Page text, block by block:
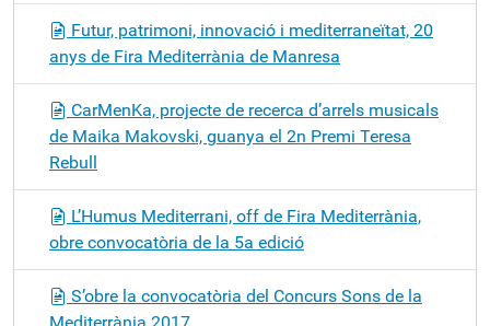
Futur, patrimoni, innovació i mediterraneïtat, 20
anys de Fira Mediterrània de Manresa
CarMenKa, projecte de recerca d’arrels musicals
de Maika Makovski, guanya el 2n Premi Teresa
Rebull
L’Humus Mediterrani, off de Fira Mediterrània,
obre convocatòria de la 5a edició
S’obre la convocatòria del Concurs Sons de la
Mediterrània 2017